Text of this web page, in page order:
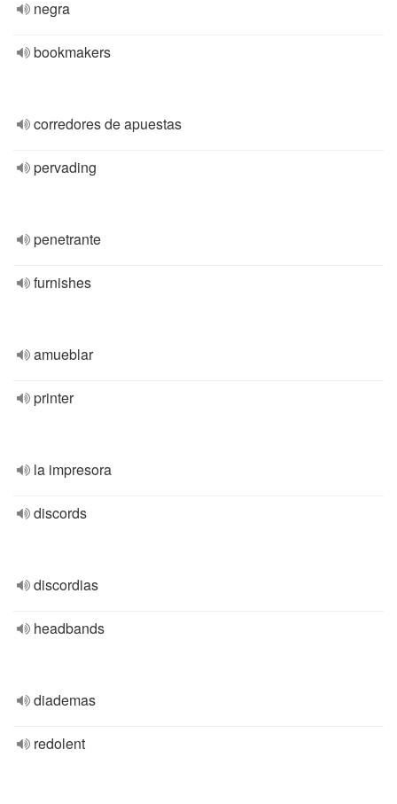
negra
bookmakers
corredores de apuestas
pervading
penetrante
furnishes
amueblar
printer
la impresora
discords
discordias
headbands
diademas
redolent